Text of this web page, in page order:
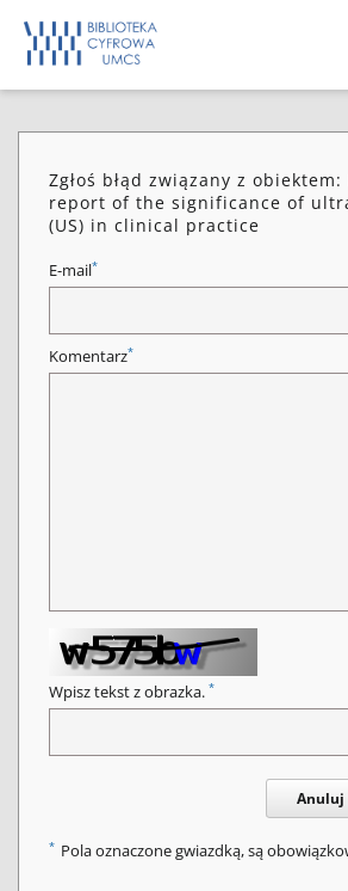
Zgłoś błąd związany z
report of the significance of
(US) in clinical practice
E-mail*
Komentarz*
Wpisz tekst z obrazka. *
Anuluj
* Pola oznaczone gwiazdką, są